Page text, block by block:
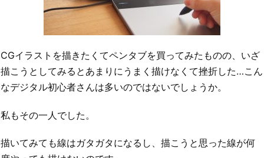
CGイラストを描きたくてペンタブを買ってみたものの、いざ
描こうとしてみるとあまりにうまく描けなくて挫折した…こん
なデジタル初心者さんは多いのではないでしょうか。
私もその一人でした。
描いてみても線はガタガタになるし、描こうと思った線が何